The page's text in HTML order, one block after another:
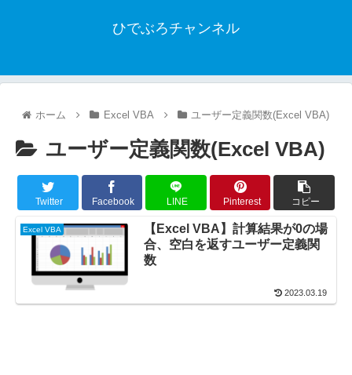
ひでぶろチャンネル
ホーム Excel VBA ユーザー定義関数(Excel VBA)
ユーザー定義関数(Excel VBA)
Twitter Facebook LINE Pinterest コピー
Excel VBA
【Excel VBA】計算結果が0の場
合、空白を返すユーザー定義関
数
2023.03.19